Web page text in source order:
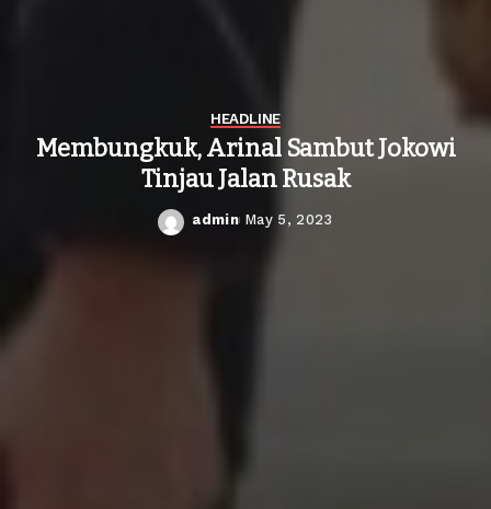
HEADLINE
Membungkuk, Arinal Sambut Jokowi
Tinjau Jalan Rusak
Posted
admin May 5, 2023